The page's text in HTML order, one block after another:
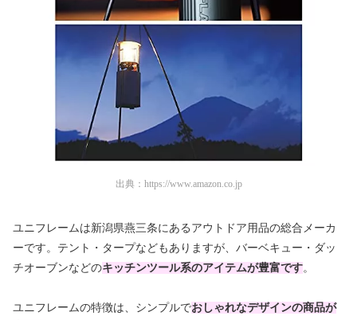
出典： https://www.amazon.co.jp
ユニフレームは新潟県燕三条にあるアウトドア用品の総合メーカ
ーです。テント・タープなどもありますが、バーベキュー・ダッ
チオーブンなどのキッチンツール系のアイテムが豊富です。
ユニフレームの特徴は、シンプルでおしゃれなデザインの商品が